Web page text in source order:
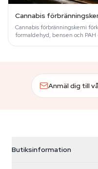
Cannabis
Cannabis förbränningskemi
formaldehyd, bensen och
Anmäl dig till
Butiksinformation